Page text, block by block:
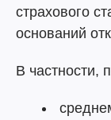
страхового
оснований
В частности,